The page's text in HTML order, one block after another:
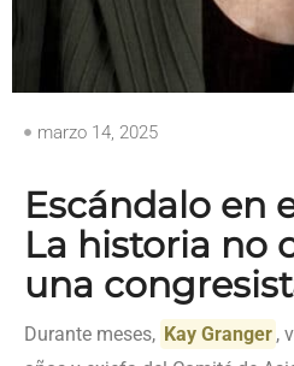
marzo 14, 2025
Escándalo en
La historia no
una
Durante meses, Kay Granger ,